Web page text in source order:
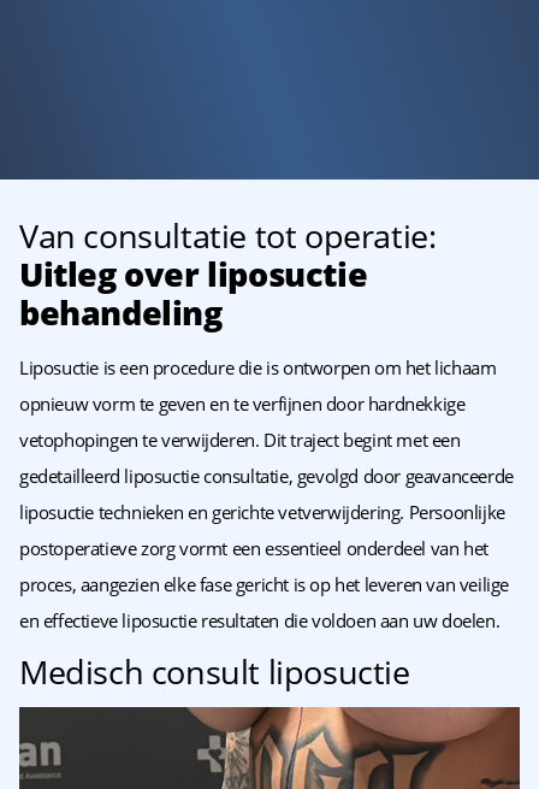
Van consultatie tot operatie:
Uitleg over liposuctie
behandeling
Liposuctie is een procedure die is ontworpen om het lichaam
opnieuw vorm te geven en te verfijnen door hardnekkige
vetophopingen te verwijderen. Dit traject begint met een
gedetailleerd liposuctie consultatie, gevolgd door geavanceerde
liposuctie technieken en gerichte vetverwijdering. Persoonlijke
postoperatieve zorg vormt een essentieel onderdeel van het
proces, aangezien elke fase gericht is op het leveren van veilige
en effectieve liposuctie resultaten die voldoen aan uw doelen.
Medisch consult liposuctie